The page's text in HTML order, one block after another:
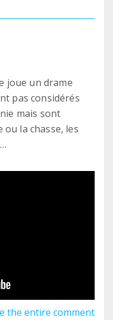
joue un drame
pas considérés
mais sont
la chasse, les
sont
ancestrale une
the entire comment